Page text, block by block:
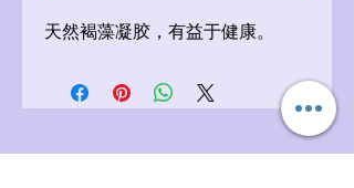
天然褐藻凝胶，有益于健康。